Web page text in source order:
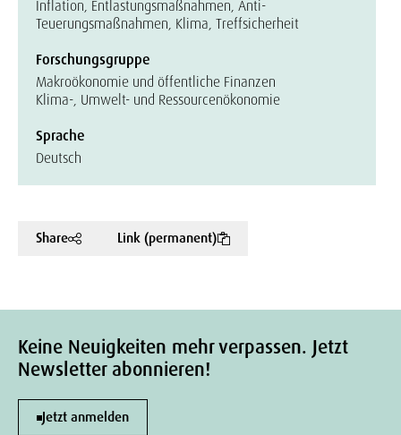
Inflation, Entlastungsmaßnahmen, Anti-
Teuerungsmaßnahmen, Klima, Treffsicherheit
Forschungsgruppe
Makroökonomie und öffentliche Finanzen
Klima-, Umwelt- und Ressourcenökonomie
Sprache
Deutsch
Share Link (permanent)
Keine Neuigkeiten mehr verpassen. Jetzt
Newsletter abonnieren!
Jetzt anmelden